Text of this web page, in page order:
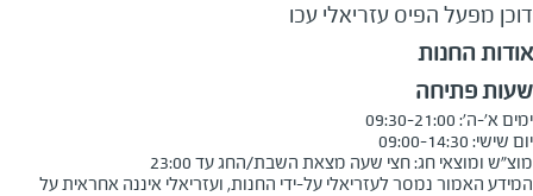
דוכן מפעל הפיס עזריאלי עכו
אודות החנות
שעות פתיחה
מוצ"ש ומוצאי חג: חצי שעה מצאת השבת/החג עד 23:00
המידע האמור נמסר לעזריאלי על-ידי החנות, ועזריאלי איננה אחראית על